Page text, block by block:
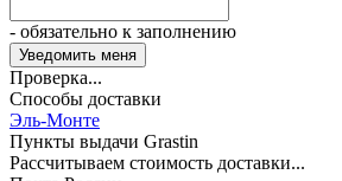
- обязательно к заполнению
Проверка...
Способы доставки
Эль-Монте
Пункты выдачи Grastin
Рассчитываем стоимость доставки...